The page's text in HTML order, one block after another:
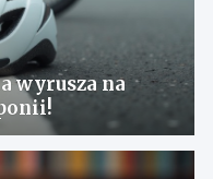
wyrusza na